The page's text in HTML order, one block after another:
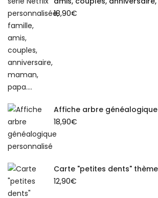
18,90€
Affiche arbre
18,90€
Carte "petites dents"
12,90€